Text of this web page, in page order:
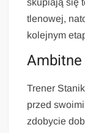
skupiają się
tlenowej,
kolejnym
Ambitne
Trener
przed
zdobycie